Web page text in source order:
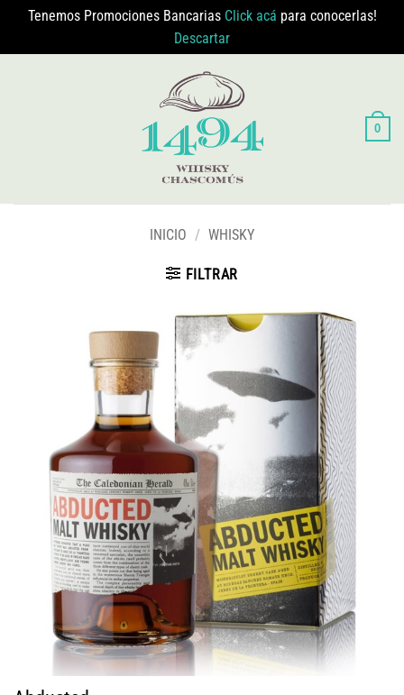
Tenemos Promociones Bancarias Click acá para conocerlas!
Descartar
0
INICIO / WHISKY
FILTRAR